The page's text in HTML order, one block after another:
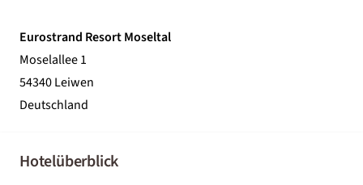
Eurostrand Resort Moseltal
Moselallee 1
54340 Leiwen
Deutschland
Hotelüberblick